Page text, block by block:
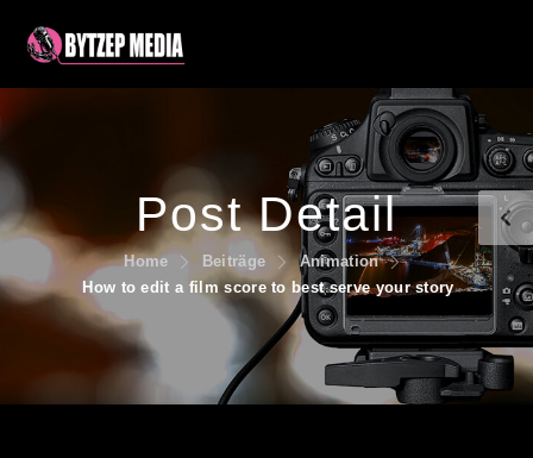
Post Detail
Home Beiträge
Animation
How to edit a film score to best serve your story